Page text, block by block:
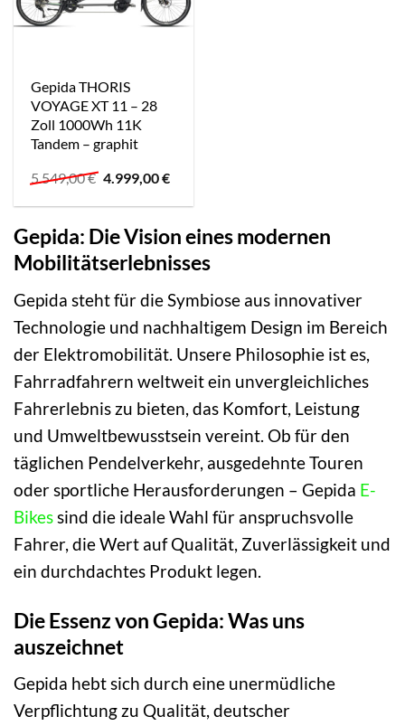
Gepida THORIS
VOYAGE XT 11 – 28
Zoll 1000Wh 11K
Tandem – graphit
5.549,00€ Ursprünglicher
war:
4.999,00€Aktueller
ist:
Gepida: Die Vision eines modernen
Mobilitätserlebnisses
Gepida steht für die Symbiose aus innovativer
Technologie und nachhaltigem Design im Bereich
der Elektromobilität. Unsere Philosophie ist es,
Fahrradfahrern weltweit ein unvergleichliches
Fahrerlebnis zu bieten, das Komfort, Leistung
und Umweltbewusstsein vereint. Ob für den
täglichen Pendelverkehr, ausgedehnte Touren
oder sportliche Herausforderungen – Gepida E-
Bikessind die ideale Wahl für anspruchsvolle
Fahrer, die Wert auf Qualität, Zuverlässigkeit und
ein durchdachtes Produkt legen.
Die Essenz von Gepida: Was uns
auszeichnet
Gepida hebt sich durch eine unermüdliche
Verpflichtung zu Qualität, deutscher